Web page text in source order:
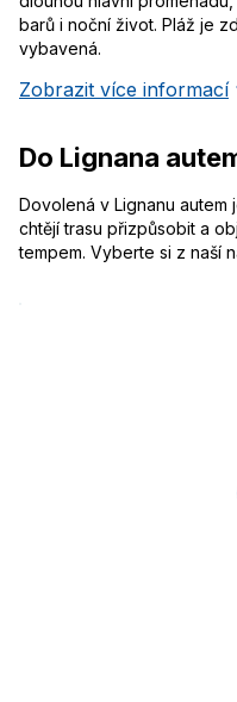
barů i noční život. Pláž je
vybavená.
Zobrazit více informací
Do Lignana
Dovolená v Lignanu
chtějí trasu přizpůsobit a
tempem. Vyberte si z naší